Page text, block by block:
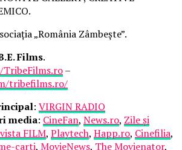
„România Zâmbește”.
Films.
TribeFilms.ro–
tribefilms.ro/
: VIRGIN RADIO
media: CineFan, News.ro, Zile și
FILM, Playtech, Happ.ro, Cinefilia,
carti, MovieNews, The Movienator,